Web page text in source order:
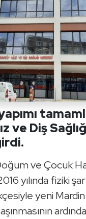
ve Diş
ve Çocuk
yılında fiziki
yeni